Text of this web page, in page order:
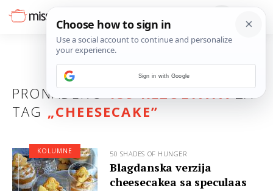
PRONAĐENO159 REZULTATAZA
TAG „CHEESECAKE”
50 SHADES OF HUNGER
Blagdanska verzija
cheesecakea sa speculaas
KOLUMNE
Sign in with Google